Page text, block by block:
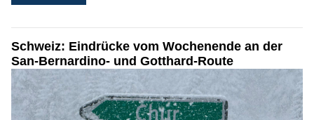
Schweiz: Eindrücke vom Wochenende an der
San-Bernardino- und Gotthard-Route